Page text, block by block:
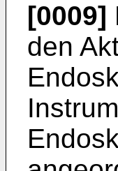
[0009]
den